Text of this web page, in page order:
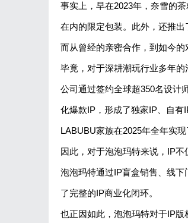
事实上，早在2023年，奈雪的
在内的限定包装。此外，还推出
而从曾经的亲密合作，到如今的
毕竟，对于深耕潮玩行业多年的
公司通过签约全球超350名设计
化爆款IP，形成了独家IP、自有
LABUBU家族在2025年全年实
因此，对于泡泡玛特来说，IP
泡泡玛特通过IP盲盒销售、线
了完整的IP商业化闭环。
也正因如此，泡泡玛特对于IP